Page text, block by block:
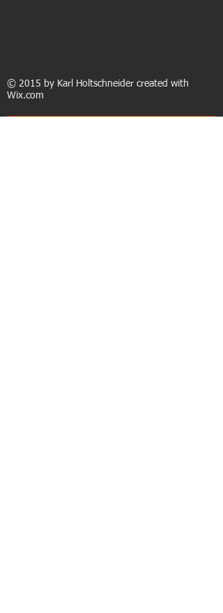
© 2015 by Karl Holtschneider created with
Wix.com